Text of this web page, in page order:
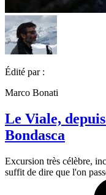
Édité par :
Marco Bonati
Le Viale,
Bondasca
Excursion très célèbre,
suffit de dire que l'on